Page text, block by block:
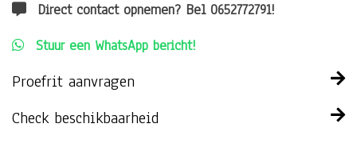
Direct contact opnemen? Bel 0652772791!
Stuur een WhatsApp bericht!
Proefrit aanvragen
Check beschikbaarheid